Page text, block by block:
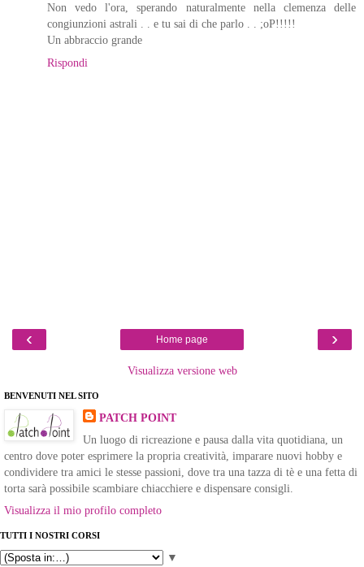
Non vedo l'ora, sperando naturalmente nella clemenza delle
congiunzioni astrali . . e tu sai di che parlo . . ;oP!!!!!
Un abbraccio grande
Rispondi
‹ ›
Home page
Visualizza versione web
BENVENUTI NEL SITO
PATCH POINT
Un luogo di ricreazione e pausa dalla vita quotidiana, un
centro dove poter esprimere la propria creatività, imparare nuovi hobby e
condividere tra amici le stesse passioni, dove tra una tazza di tè e una fetta di
torta sarà possibile scambiare chiacchiere e dispensare consigli.
Visualizza il mio profilo completo
TUTTI I NOSTRI CORSI
▼